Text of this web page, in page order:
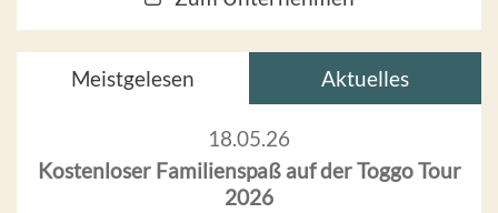
Meistgelesen Aktuelles
18.05.26
Kostenloser Familienspaß auf der Toggo Tour
2026